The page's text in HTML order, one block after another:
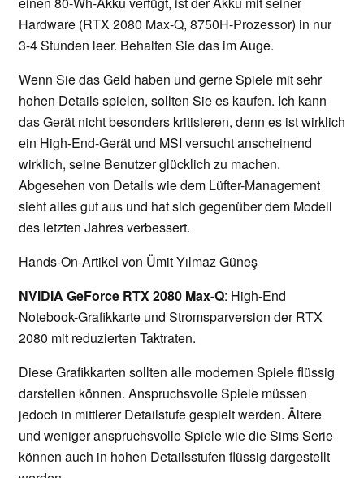
Hardware (RTX 2080 Max-Q, 8750H-Prozessor) in nur
3-4 Stunden leer. Behalten Sie das im Auge.
Wenn Sie das Geld haben und gerne Spiele mit sehr
hohen Details spielen, sollten Sie es kaufen. Ich kann
das Gerät nicht besonders kritisieren, denn es ist wirklich
ein High-End-Gerät und MSI versucht anscheinend
wirklich, seine Benutzer glücklich zu machen.
Abgesehen von Details wie dem Lüfter-Management
sieht alles gut aus und hat sich gegenüber dem Modell
des letzten Jahres verbessert.
Hands-On-Artikel von Ümit Yılmaz Güneş
NVIDIA GeForce RTX 2080 Max-Q: High-End
Notebook-Grafikkarte und Stromsparversion der RTX
2080 mit reduzierten Taktraten.
Diese Grafikkarten sollten alle modernen Spiele flüssig
darstellen können. Anspruchsvolle Spiele müssen
jedoch in mittlerer Detailstufe gespielt werden. Ältere
und weniger anspruchsvolle Spiele wie die Sims Serie
können auch in hohen Detailsstufen flüssig dargestellt